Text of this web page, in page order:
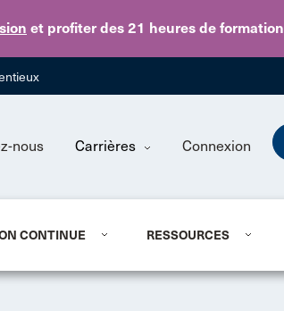
et profiter des 21 heures de formation
Skip to main content
nous Carrières Connexion
CONTINUE RESSOURCES